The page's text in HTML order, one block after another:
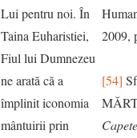
Lui pentru noi. În
Taina Euharistiei,
Fiul lui Dumnezeu
ne arată că a
împlinit iconomia
mântuirii prin
2009,
[54]